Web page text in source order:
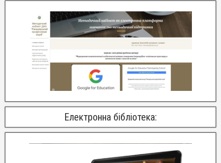
Електронна бібліотека: